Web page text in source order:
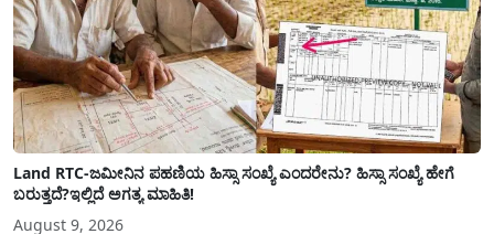
Land RTC-ಜಮೀನಿನ ಪಹಣಿಯ ಹಿಸ್ಸಾ ಸಂಖ್ಯೆ ಎಂದರೇನು? ಹಿಸ್ಸಾ ಸಂಖ್ಯೆ ಹೇಗೆ
ಬರುತ್ತದೆ?ಇಲ್ಲಿದೆ ಅಗತ್ಯ ಮಾಹಿತಿ!
August 9, 2026